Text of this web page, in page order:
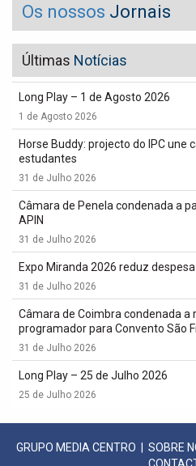
Os nossos Jornais
Últimas Notícias
Long Play – 1 de Agosto 2026
1 de Agosto 2026
Horse Buddy: projecto do IPC une
estudantes
31 de Julho 2026
Câmara de Penela condenada a
APIN
31 de Julho 2026
Expo Miranda 2026 reduz
31 de Julho 2026
Câmara de Coimbra condenada a
programador para Convento São
31 de Julho 2026
Long Play – 25 de Julho 2026
25 de Julho 2026
GRUPO MEDIA CENTRO SOBRE